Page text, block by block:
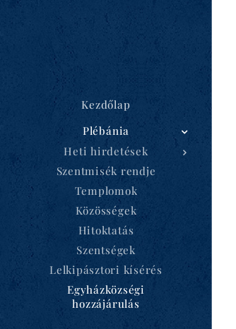
Kezdőlap
Plébánia
Heti hirdetések
Szentmisék rendje
Templomok
Közösségek
Hitoktatás
Szentségek
Lelkipásztori kísérés
Egyházközségi
hozzájárulás